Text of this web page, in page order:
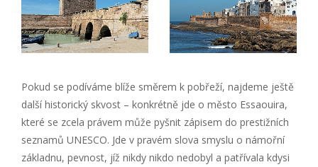
Pokud se podíváme blíže směrem k pobřeží, najdeme ještě
další historický skvost – konkrétně jde o město Essaouira,
které se zcela právem může pyšnit zápisem do prestižních
seznamů UNESCO. Jde v pravém slova smyslu o námořní
základnu, pevnost, jíž nikdy nikdo nedobyl a patřívala kdysi